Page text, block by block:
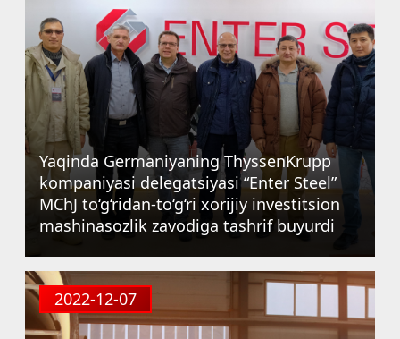
Yaqinda Germaniyaning ThyssenKrupp
kompaniyasi delegatsiyasi “Enter Steel”
MChJ to‘g‘ridan-to‘g‘ri xorijiy investitsion
mashinasozlik zavodiga tashrif buyurdi
2022-12-07